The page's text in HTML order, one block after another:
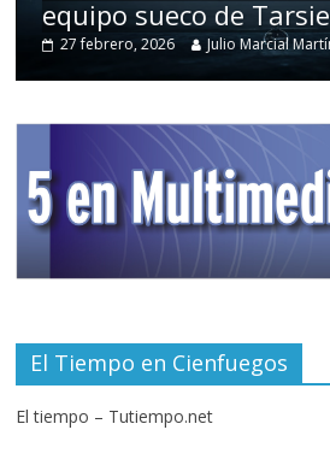
equipo sueco de
27 febrero, 2026 Julio Marcial
El Tiempo en Cienfuegos
El tiempo – Tutiempo.net